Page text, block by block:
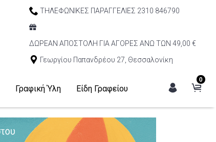
ΤΗΛΕΦΩΝΙΚΕΣ ΠΑΡΑΓΓΕΛΙΕΣ 2310 846790
ΔΩΡΕΑΝ ΑΠΟΣΤΟΛΗ ΓΙΑ ΑΓΟΡΕΣ ΑΝΩ ΤΩΝ 49,00 €
Γεωργίου Παπανδρέου 27, Θεσσαλονίκη
0
Γραφική Ύλη Είδη Γραφείου